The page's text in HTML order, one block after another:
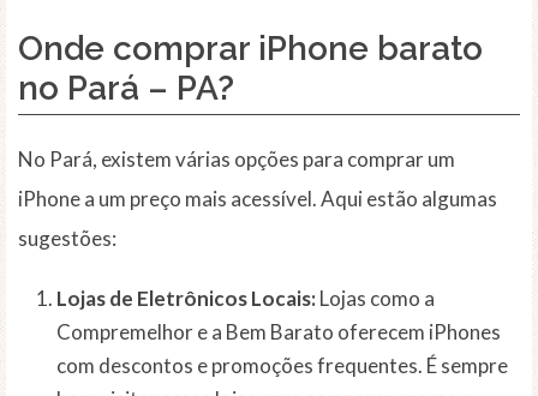
Onde comprar iPhone barato
no Pará – PA?
No Pará, existem várias opções para comprar um
iPhone a um preço mais acessível. Aqui estão algumas
sugestões:
Lojas de Eletrônicos Locais:Lojas como a
Compremelhor e a Bem Barato oferecem iPhones
com descontos e promoções frequentes. É sempre